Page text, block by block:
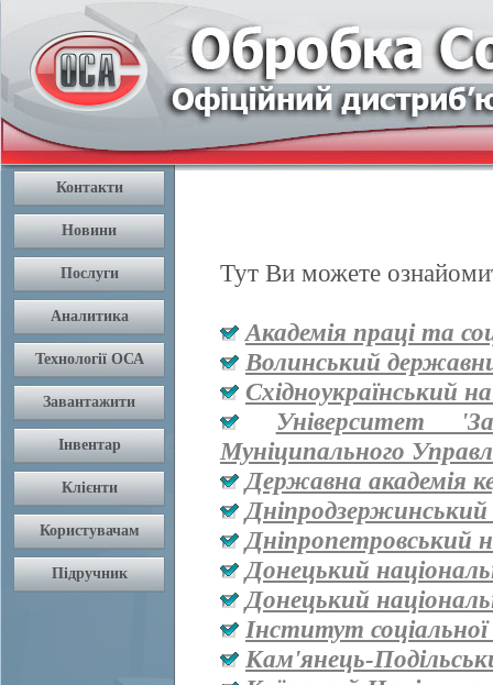
Тут Ви можете
Академія праці та
Волинський
Східноукраїнський
Університет
Муніципального
Державна академія
Дніпропетровський
Донецький
Донецький
Інститут
Кам'янець-